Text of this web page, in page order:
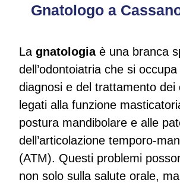
Gnatologo a
La gnatologiaè una branca
dell’odontoiatria che si
diagnosi e del trattamento dei
legati alla funzione
postura mandibolare e alle
dell’articolazione temporo-
(ATM). Questi problemi
non solo sulla salute orale,